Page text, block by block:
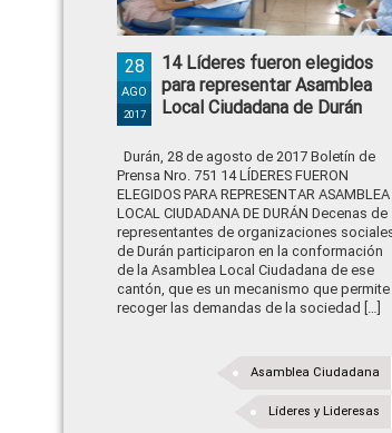
14 Líderes fueron elegidos
para representar Asamblea
Local Ciudadana de Durán
28
AGO
2017
Durán, 28 de agosto de 2017 Boletín de
Prensa Nro. 751 14 LÍDERES FUERON
ELEGIDOS PARA REPRESENTAR ASAMBLEA
LOCAL CIUDADANA DE DURÁN Decenas de
representantes de organizaciones
de Durán participaron en la conformación
de la Asamblea Local Ciudadana de ese
cantón, que es un mecanismo que permite
recoger las demandas de la sociedad […]
Asamblea Ciudadana
Líderes y Lideresas